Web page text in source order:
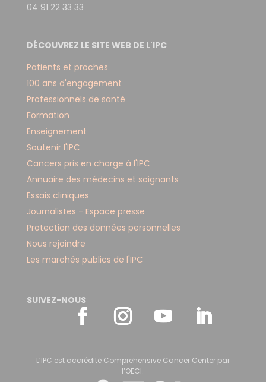
04 91 22 33 33
DÉCOUVREZ LE SITE WEB DE L'IPC
Patients et proches
100 ans d'engagement
Professionnels de santé
Formation
Enseignement
Soutenir l'IPC
Cancers pris en charge à l'IPC
Annuaire des médecins et soignants
Essais cliniques
Journalistes - Espace presse
Protection des données personnelles
Nous rejoindre
Les marchés publics de l'IPC
SUIVEZ-NOUS
L’IPC est accrédité Comprehensive Cancer Center par
l’OECI.